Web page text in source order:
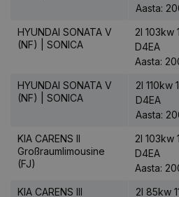
Aasta:
HYUNDAI SONATA V
(NF) | SONICA
2l 103kw
D4EA
Aasta:
HYUNDAI SONATA V
(NF) | SONICA
2l 110kw
D4EA
Aasta:
KIA CARENS II
Großraumlimousine
(FJ)
2l 103kw
D4EA
Aasta:
KIA CARENS III
2l 85kw